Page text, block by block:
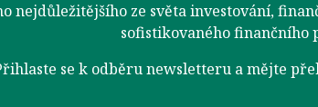
nejdůležitějšího ze světa investování,
sofistikovaného finančního
se k odběru newsletteru a mějte